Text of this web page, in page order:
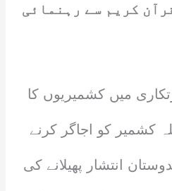
کریم سے رہنمائی
میں کشمیریوں کا
کشمیر کو اجاگر کرنے
انتشار پھیلانے کی